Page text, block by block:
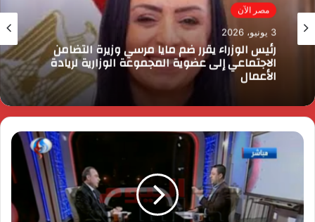
مصر الآن
3 يونيو، 2026
رئيس الوزراء يقرر ضم مايا مرسي وزيرة التضامن
الاجتماعي إلى عضوية المجموعة الوزارية لريادة
الأعمال